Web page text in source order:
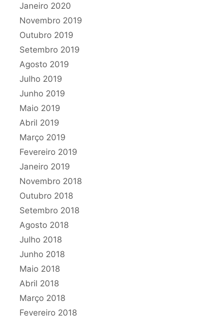
Janeiro 2020
Novembro 2019
Outubro 2019
Setembro 2019
Agosto 2019
Julho 2019
Junho 2019
Maio 2019
Abril 2019
Março 2019
Fevereiro 2019
Janeiro 2019
Novembro 2018
Outubro 2018
Setembro 2018
Agosto 2018
Julho 2018
Junho 2018
Maio 2018
Abril 2018
Março 2018
Fevereiro 2018